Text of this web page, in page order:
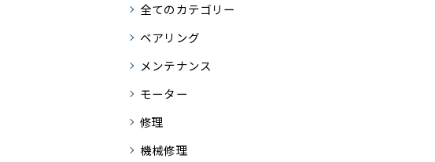
全てのカテゴリー
ベアリング
メンテナンス
モーター
修理
機械修理